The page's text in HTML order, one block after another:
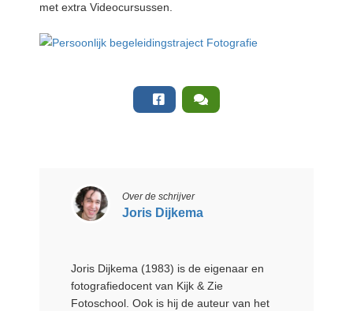
met extra Videocursussen.
Over de schrijver
Joris Dijkema
Joris Dijkema (1983) is de eigenaar en
fotografiedocent van Kijk & Zie
Fotoschool. Ook is hij de auteur van het